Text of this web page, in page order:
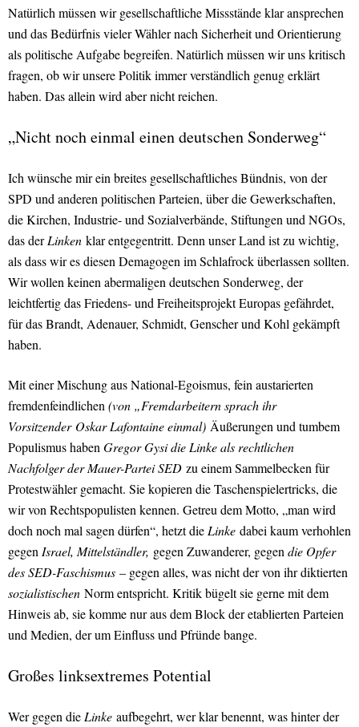
Natürlich müssen wir gesellschaftliche Missstände klar ansprechen
und das Bedürfnis vieler Wähler nach Sicherheit und Orientierung
als politische Aufgabe begreifen. Natürlich müssen wir uns kritisch
fragen, ob wir unsere Politik immer verständlich genug erklärt
haben. Das allein wird aber nicht reichen.
„Nicht noch einmal einen deutschen Sonderweg“
Ich wünsche mir ein breites gesellschaftliches Bündnis, von der
SPD und anderen politischen Parteien, über die Gewerkschaften,
die Kirchen, Industrie- und Sozialverbände, Stiftungen und NGOs,
das derLinken klar entgegentritt. Denn unser Land ist zu wichtig,
als dass wir es diesen Demagogen im Schlafrock überlassen sollten.
Wir wollen keinen abermaligen deutschen Sonderweg, der
leichtfertig das Friedens- und Freiheitsprojekt Europas gefährdet,
für das Brandt, Adenauer, Schmidt, Genscher und Kohl gekämpft
haben.
Mit einer Mischung aus National-Egoismus, fein austarierten
fremdenfeindlichen (von „Fremdarbeitern sprach ihr
Vorsitzender Oskar Lafontaine einmal) Äußerungen und tumbem
Populismus haben Gregor Gysi die Linke als rechtlichen
Nachfolger der Mauer-Partei SED zu einem Sammelbecken für
Protestwähler gemacht. Sie kopieren die Taschenspielertricks, die
wir von Rechtspopulisten kennen. Getreu dem Motto, „man wird
doch noch mal sagen dürfen“, hetzt die Linke dabei kaum verhohlen
gegen Israel, Mittelständler, gegen Zuwanderer, gegen die Opfer
des SED-Faschismus – gegen alles, was nicht der von ihr diktierten
sozialistischen Norm entspricht. Kritik bügelt sie gerne mit dem
Hinweis ab, sie komme nur aus dem Block der etablierten Parteien
und Medien, der um Einfluss und Pfründe bange.
Großes linksextremes Potential
Wer gegen die Linke aufbegehrt, wer klar benennt, was hinter der